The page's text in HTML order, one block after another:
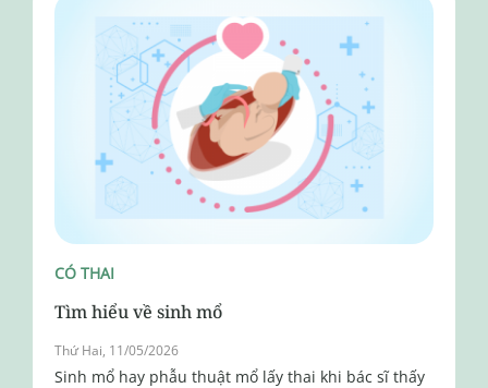
CÓ THAI
Tìm hiểu về sinh mổ
Thứ Hai, 11/05/2026
Sinh mổ hay phẫu thuật mổ lấy thai khi bác sĩ thấy